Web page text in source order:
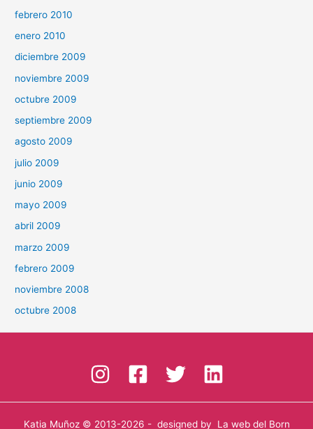
febrero 2010
enero 2010
diciembre 2009
noviembre 2009
octubre 2009
septiembre 2009
agosto 2009
julio 2009
junio 2009
mayo 2009
abril 2009
marzo 2009
febrero 2009
noviembre 2008
octubre 2008
Katia Muñoz© 2013-2026 - designed by La web del Born